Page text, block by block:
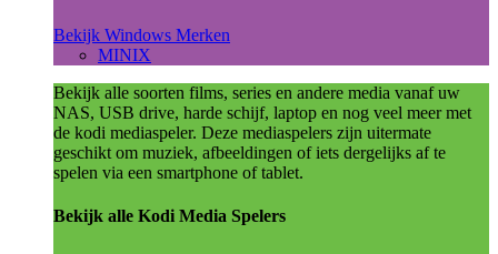
Bekijk Windows Merken
MINIX
Bekijk alle soorten films, series en andere media vanaf uw
NAS, USB drive, harde schijf, laptop en nog veel meer met
de kodi mediaspeler. Deze mediaspelers zijn uitermate
geschikt om muziek, afbeeldingen of iets dergelijks af te
spelen via een smartphone of tablet.
Bekijk alle Kodi Media Spelers